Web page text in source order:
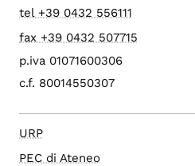
tel +39 0432 556111
fax +39 0432 507715
p.iva 01071600306
c.f. 80014550307
URP
PEC di Ateneo